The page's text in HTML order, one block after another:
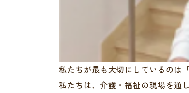
私たちが最も大切にしているのは
私たちは、介護・福祉の現場を通